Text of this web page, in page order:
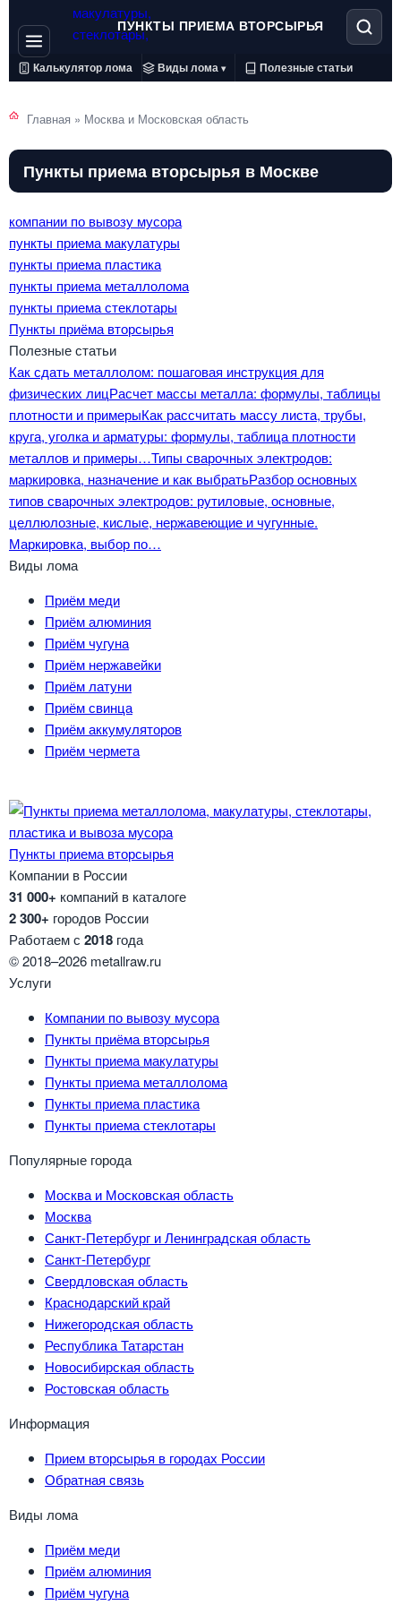
ПУНКТЫ ПРИЕМА ВТОРСЫРЬЯ
Калькулятор лома Виды лома ▾ Полезные статьи
Главная » Москва и Московская область
Пункты приема вторсырья в Москве
компании по вывозу мусора
пункты приема макулатуры
пункты приема пластика
пункты приема металлолома
пункты приема стеклотары
Пункты приёма вторсырья
Полезные статьи
Как сдать металлолом: пошаговая инструкция для
физических лицРасчет массы металла: формулы, таблицы
плотности и примерыКак рассчитать массу листа, трубы,
круга, уголка и арматуры: формулы, таблица плотности
металлов и примеры…Типы сварочных электродов:
маркировка, назначение и как выбратьРазбор основных
типов сварочных электродов: рутиловые, основные,
целлюлозные, кислые, нержавеющие и чугунные.
Маркировка, выбор по…
Виды лома
Приём меди
Приём алюминия
Приём чугуна
Приём нержавейки
Приём латуни
Приём свинца
Приём аккумуляторов
Приём чермета
Пункты приема вторсырья
Компании в России
31 000+ компаний в каталоге
2 300+ городов России
Работаем с 2018 года
© 2018–2026 metallraw.ru
Услуги
Компании по вывозу мусора
Пункты приёма вторсырья
Пункты приема макулатуры
Пункты приема металлолома
Пункты приема пластика
Пункты приема стеклотары
Популярные города
Москва и Московская область
Москва
Санкт-Петербург и Ленинградская область
Санкт-Петербург
Свердловская область
Краснодарский край
Нижегородская область
Республика Татарстан
Новосибирская область
Ростовская область
Информация
Прием вторсырья в городах России
Обратная связь
Виды лома
Приём меди
Приём алюминия
Приём чугуна